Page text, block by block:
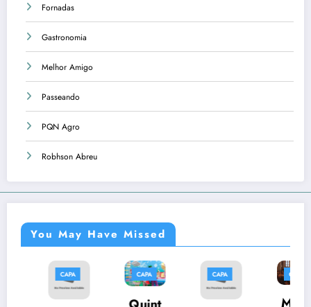
Fornadas
Gastronomia
Melhor Amigo
Passeando
PQN Agro
Robhson Abreu
You May Have Missed
CAPA CAPA CAPA
Músi
CAPA